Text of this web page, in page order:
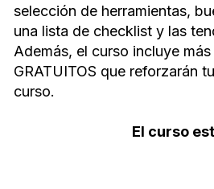
selección de herramientas,
una lista de checklist y las
Además, el curso incluye
GRATUITOS que reforzarán
curso.
El curso